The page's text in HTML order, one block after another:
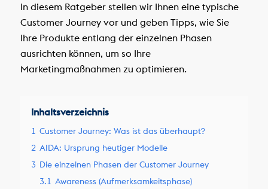
In diesem Ratgeber stellen wir Ihnen eine typische
Customer Journey vor und geben Tipps, wie Sie
Ihre Produkte entlang der einzelnen Phasen
ausrichten können, um so Ihre
Marketingmaßnahmen zu optimieren.
Inhaltsverzeichnis
1 Customer Journey: Was ist das überhaupt?
2 AIDA: Ursprung heutiger Modelle
3 Die einzelnen Phasen der Customer Journey
3.1 Awareness (Aufmerksamkeitsphase)